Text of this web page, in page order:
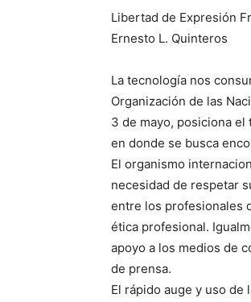
Libertad de Expresión
Ernesto L. Quinteros
La tecnología nos
Organización de las
3 de mayo, posiciona
en donde se busca
El organismo
necesidad de respetar
entre los profesionales
ética profesional.
apoyo a los medios de
de prensa.
El rápido auge y uso